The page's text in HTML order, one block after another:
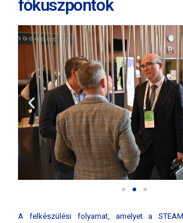
fókuszpontok
A felkészülési folyamat, amelyet a